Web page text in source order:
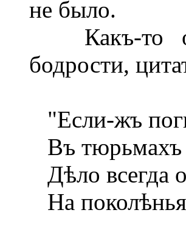
не было.
Какъ-то
бодрости,
"Если-жъ
Въ тюрьмахъ
Дѣло всегда
На